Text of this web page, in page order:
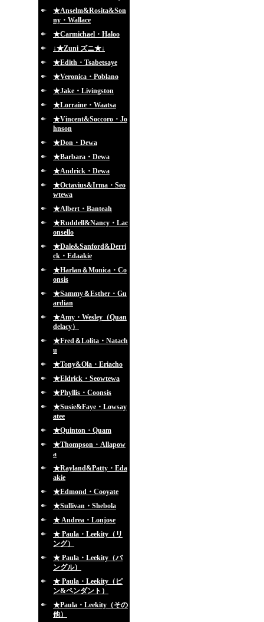
★Anselm&Rosita&Son
ny・Wallace
★Carmichael・Haloo
↓★Zuni ズニ★↓
★Edith・Tsabetsaye
★Veronica・Poblano
★Jake・Livingston
★Lorraine・Waatsa
★Vincent&Soccoro・Jo
hnson
★Don・Dewa
★Barbara・Dewa
★Andrick・Dewa
★Octavius&Irma・Seo
wtewa
★Albert・Banteah
★Ruddell&Nancy・Lac
onsello
★Dale&Sanford&Derri
ck・Edaakie
★Harlan＆Monica・Co
onsis
★Sammy＆Esther・Gu
ardian
★Amy・Wesley（Quan
delacy）
★Fred＆Lolita・Natach
u
★Tony&Ola・Eriacho
★Eldrick・Seowtewa
★Phyllis・Coonsis
★Susie&Faye・Lowsay
atee
★Quinton・Quam
★Thompson・Allapow
a
★Rayland&Patty・Eda
akie
★Edmond・Cooyate
★Sullivan・Shebola
★ Andrea・Lonjose
★ Paula・Leekity（リ
ング）
★ Paula・Leekity（バ
ングル）
★ Paula・Leekity（ピ
ン&ペンダント）
★Paula・Leekity（その
他）